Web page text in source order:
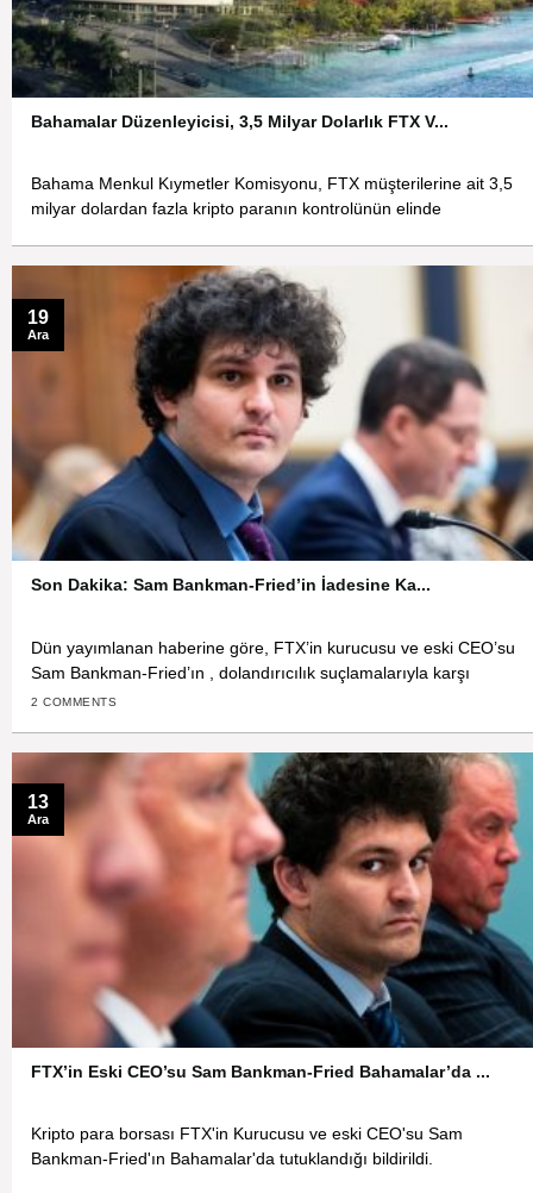
Bahamalar Düzenleyicisi, 3,5 Milyar Dolarlık FTX V...
Bahama Menkul Kıymetler Komisyonu, FTX müşterilerine ait 3,5
milyar dolardan fazla kripto paranın kontrolünün elinde
Son Dakika: Sam Bankman-Fried’in İadesine Ka...
Dün yayımlanan haberine göre, FTX’in kurucusu ve eski CEO’su
Sam Bankman-Fried’ın , dolandırıcılık suçlamalarıyla karşı
2 COMMENTS
19
Ara
FTX’in Eski CEO’su Sam Bankman-Fried Bahamalar’da ...
Kripto para borsası FTX'in Kurucusu ve eski CEO'su Sam
Bankman-Fried'ın Bahamalar'da tutuklandığı bildirildi.
13
Ara